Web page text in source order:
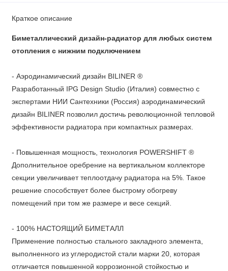
Краткое описание
Биметаллический дизайн-радиатор для любых систем
отопления с нижним подключением
- Аэродинамический дизайн BILINER ®
Разработанный IPG Design Studio (Италия) совместно с
экспертами НИИ Сантехники (Россия) аэродинамический
дизайн BILINER позволил достичь революционной тепловой
эффективности радиатора при компактных размерах.
- Повышенная мощность, технология POWERSHIFT ®
Дополнительное оребрение на вертикальном коллекторе
секции увеличивает теплоотдачу радиатора на 5%. Такое
решение способствует более быстрому обогреву
помещений при том же размере и весе секций.
- 100% НАСТОЯЩИЙ БИМЕТАЛЛ
Применение полностью стального закладного элемента,
выполненного из углеродистой стали марки 20, которая
отличается повышенной коррозионной стойкостью и